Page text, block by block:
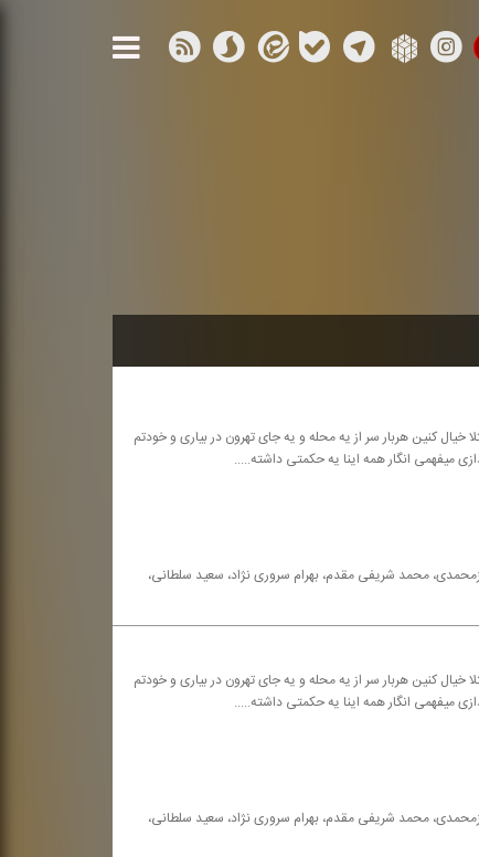
خیال كنین هربار سر از یه محله و یه جای تهرون در بیاری و خودتم
میفهمی انگار همه اینا یه حكمتی داشته.....
محمد شریفی مقدم، بهرام سروری نژاد، سعید سلطانی،
خیال كنین هربار سر از یه محله و یه جای تهرون در بیاری و خودتم
میفهمی انگار همه اینا یه حكمتی داشته.....
محمد شریفی مقدم، بهرام سروری نژاد، سعید سلطانی،